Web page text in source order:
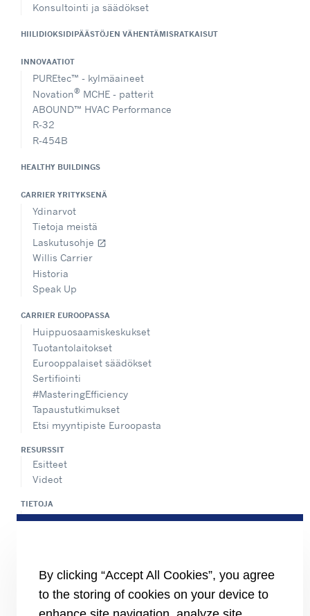
Konsultointi ja säädökset
HIILIDIOKSIDIPÄÄSTÖJEN VÄHENTÄMISRATKAISUT
INNOVAATIOT
PUREtec™ - kylmäaineet
Novation® MCHE - patterit
ABOUND™ HVAC Performance
R-32
R-454B
HEALTHY BUILDINGS
CARRIER YRITYKSENÄ
Ydinarvot
Tietoja meistä
Laskutusohje open_in_new
Willis Carrier
Historia
Speak Up
CARRIER EUROOPASSA
Huippuosaamiskeskukset
Tuotantolaitokset
Eurooppalaiset säädökset
Sertifiointi
#MasteringEfficiency
Tapaustutkimukset
Etsi myyntipiste Euroopasta
RESURSSIT
Esitteet
Videot
TIETOJA
Alihankkijat
SEURAA MEITÄ
By clicking “Accept All Cookies”, you agree
to the storing of cookies on your device to